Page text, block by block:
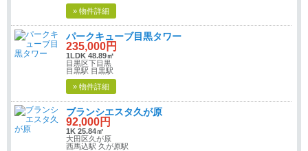
» 物件詳細
パークキューブ目黒タワー
235,000円
1LDK 48.89㎡
目黒区下目黒
目黒駅 目黒駅
» 物件詳細
ブランシエスタ久が原
92,000円
1K 25.84㎡
大田区久が原
西馬込駅 久が原駅